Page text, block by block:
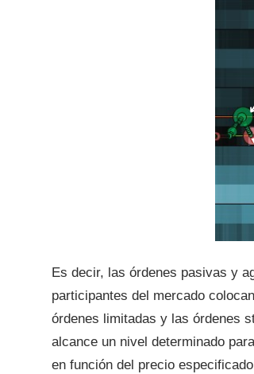
Es decir, las órdenes pasivas y
participantes del mercado
órdenes limitadas y las órdenes
alcance un nivel determinado
en función del precio